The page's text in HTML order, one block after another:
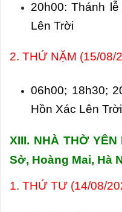
20h00: Thánh
Lên Trời
2. THỨ NẶM (15/08/
06h00; 18h30;
Hồn Xác Lên Trời
XIII. NHÀ THỜ YÊN
Sở, Hoàng Mai, Hà
1. THỨ TƯ (14/08/